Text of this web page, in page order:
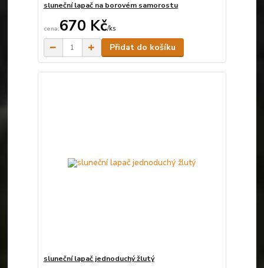
sluneční lapač na borovém samorostu
670 Kč/ks
Přidat do košíku
sluneční lapač jednoduchý žlutý